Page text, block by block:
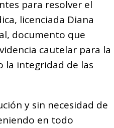
para resolver el
licenciada Diana
documento que
cautelar para la
la integridad de las
y sin necesidad de
en todo